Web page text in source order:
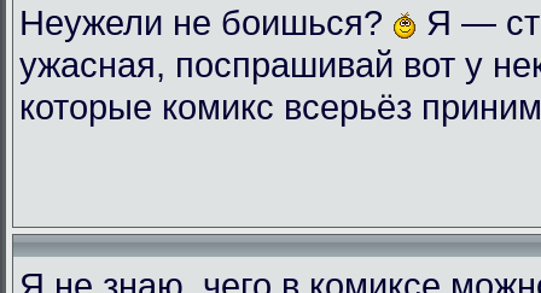
Неужели не боишься?
Я —
ужасная, поспрашивай вот у
которые комикс всерьёз
Я не знаю, чего в комиксе